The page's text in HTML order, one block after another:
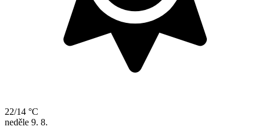
22/14 °C
neděle 9. 8.